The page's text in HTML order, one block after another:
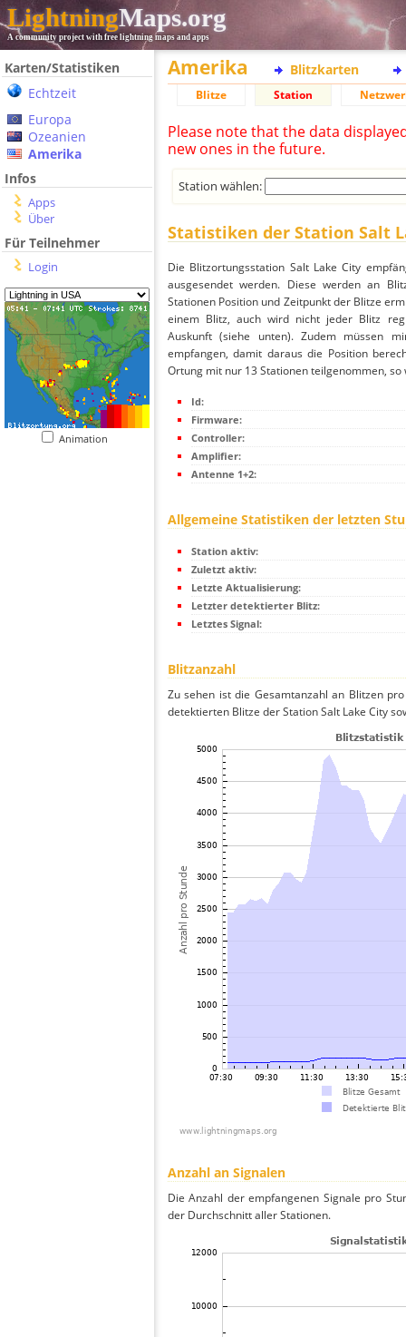
LightningMaps.org
A community project with free lightning maps and apps
Karten/Statistiken
Echtzeit
Europa
Ozeanien
Amerika
Infos
Apps
Über
Für Teilnehmer
Login
Animation
Amerika Blitzkarten
Blitze Station
Please note that the data
new ones in the future.
Station wählen:
Statistiken der Station Salt
Die Blitzortungsstation Salt Lake City
ausgesendet werden. Diese werden an
Stationen Position und Zeitpunkt der Blitze
einem Blitz, auch wird nicht jeder Blitz
Auskunft (siehe unten). Zudem müssen
empfangen, damit daraus die Position
Ortung mit nur 13 Stationen teilgenommen,
Id:
Firmware:
Controller:
Amplifier:
Antenne 1+2:
Allgemeine Statistiken der letzten
Station aktiv:
Zuletzt aktiv:
Letzte Aktualisierung:
Letzter detektierter Blitz:
Letztes Signal:
Blitzanzahl
Zu sehen ist die Gesamtanzahl an Blitzen
detektierten Blitze der Station Salt Lake City
Anzahl an Signalen
Die Anzahl der empfangenen Signale pro
der Durchschnitt aller Stationen.